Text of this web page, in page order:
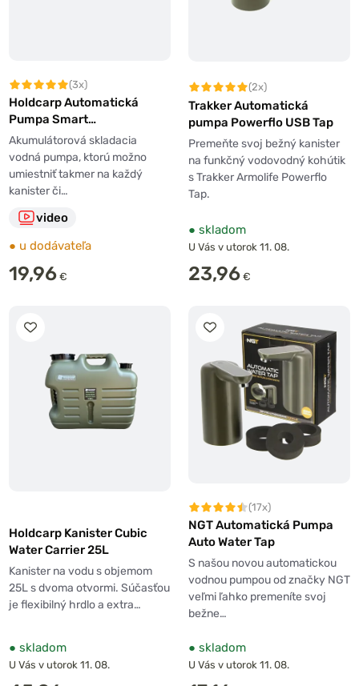
(3x)
Holdcarp Automatická
Pumpa Smart
Rechargeable Tap
Akumulátorová skladacia
vodná pumpa, ktorú možno
umiestniť takmer na každý
kanister či…
video
● u dodávateľa
19,96 €
(2x)
Trakker Automatická
pumpa Powerflo USB Tap
Premeňte svoj bežný kanister
na funkčný vodovodný kohútik
s Trakker Armolife Powerflo
Tap.
● skladom
U Vás v utorok 11. 08.
23,96 €
Holdcarp Kanister Cubic
Water Carrier 25L
Kanister na vodu s objemom
25L s dvoma otvormi. Súčasťou
je flexibilný hrdlo a extra…
● skladom
U Vás v utorok 11. 08.
(17x)
NGT Automatická Pumpa
Auto Water Tap
S našou novou automatickou
vodnou pumpou od značky NGT
veľmi ľahko premeníte svoj
bežne…
● skladom
U Vás v utorok 11. 08.